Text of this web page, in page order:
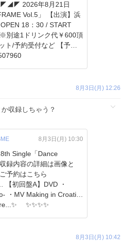
」 【出演】浜
別途1ドリンク代￥600頂
8月3日(月) 12:26
か収録しちゃう？
8月3日(月) 10:30
Single「Dance
・MV Making in Croatia
✨✨✨✨
8月3日(月) 10:42